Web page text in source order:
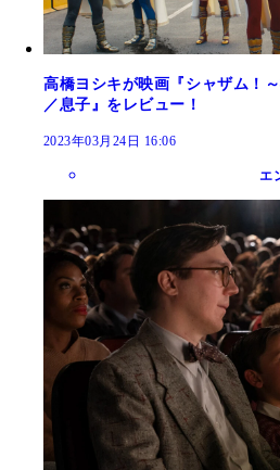
高橋ヨシキが映画『シャザム！
／息子』をレビュー！
2023年03月24日 16:06
エ